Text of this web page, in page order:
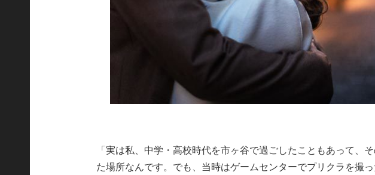
「実は私、中学・高校時代を市ヶ谷で過ごしたこともあって、
た場所なんです。でも、当時はゲームセンターでプリクラを撮